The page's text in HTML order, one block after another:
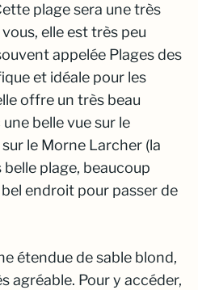
plage sera une très
elle est très peu
appelée Plages des
et idéale pour les
offre un très beau
belle vue sur le
le Morne Larcher (la
plage, beaucoup
endroit pour passer de
étendue de sable blond,
agréable. Pour y accéder,